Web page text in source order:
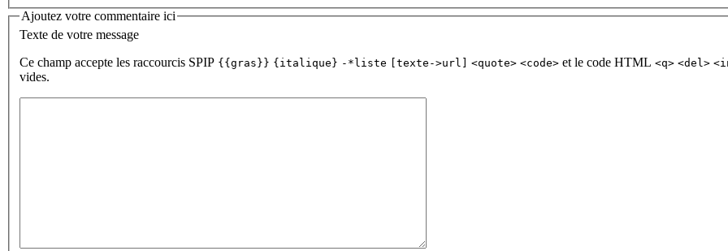
Ajoutez votre commentaire ici
Texte de votre message
Ce champ accepte les raccourcis SPIP {{gras}} {italique} -*liste [texte->url] <quote> <code> et le code HTML <q> <del>
vides.